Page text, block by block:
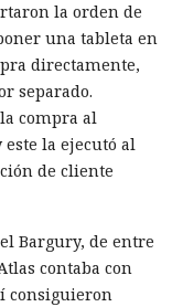
la orden de
una tableta en
directamente,
separado.
compra al
la ejecutó al
de cliente
Bargury, de entre
contaba con
consiguieron